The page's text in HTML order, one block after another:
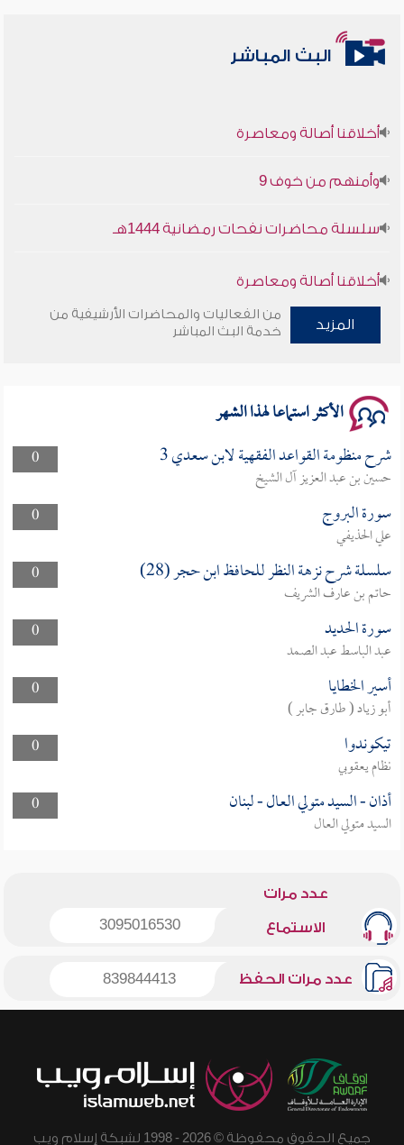
البث المباشر
أخلاقنا أصالة ومعاصرة
وأمنهم من خوف 9
سلسلة محاضرات نفحات رمضانية 1444هـ
أخلاقنا أصالة ومعاصرة
وأمنهم من خوف 9
المزيد
من الفعاليات والمحاضرات الأرشيفية من
خدمة البث المباشر
الأكثر استماعا لهذا الشهر
0 شرح منظومة القواعد الفقهية لابن سعدي 3
حسين بن عبد العزيز آل الشيخ
0
سورة البروج
علي الحذيفي
0
سلسلة شرح نزهة النظر للحافظ ابن حجر (28)
حاتم بن عارف الشريف
0
سورة الحديد
عبد الباسط عبد الصمد
0
أسير الخطايا
أبو زياد ( طارق جابر )
0
تيكوندوا
نظام يعقوبي
0
أذان - السيد متولي العال - لبنان
السيد متولي العال
عدد مرات
الاستماع 3095016530
عدد مرات الحفظ 839844413
جميع الحقوق محفوظة © 2026 - 1998 لشبكة إسلام ويب